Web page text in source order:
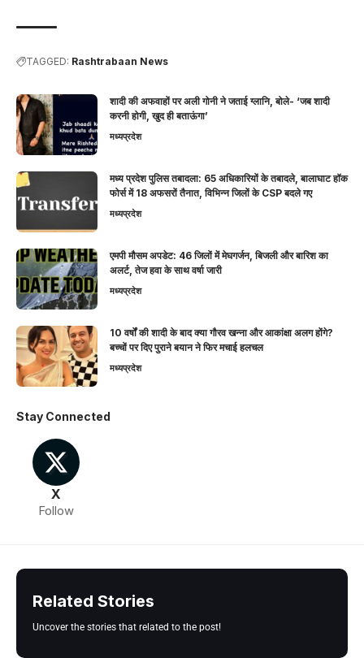
TAGGED: Rashtrabaan News
शादी की अफवाहों पर अली गोनी ने जताई ग्लानि, बोले- ‘जब शादी
करनी होगी, खुद ही बताऊंगा’
मध्यप्रदेश
मध्य प्रदेश पुलिस तबादला: 65 अधिकारियों के तबादले, बालाघाट हॉक
फोर्स में 18 अफसरों तैनात, विभिन्न जिलों के CSP बदले गए
मध्यप्रदेश
एमपी मौसम अपडेट: 46 जिलों में मेघगर्जन, बिजली और बारिश का
अलर्ट, तेज हवा के साथ वर्षा जारी
मध्यप्रदेश
10 वर्षों की शादी के बाद क्या गौरव खन्ना और आकांक्षा अलग होंगे?
बच्चों पर दिए पुराने बयान ने फिर मचाई हलचल
मध्यप्रदेश
Stay Connected
X
Follow
Related Stories
Uncover the stories that related to the post!